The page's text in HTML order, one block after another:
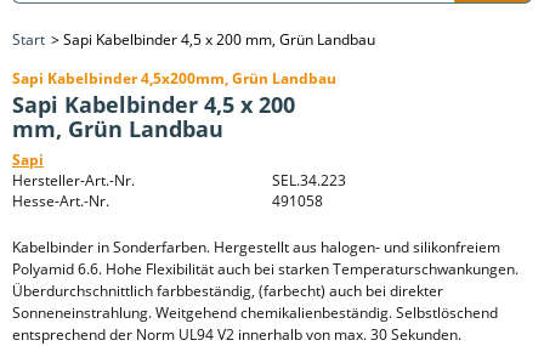
Start
Sapi Kabelbinder 4,5 x 200 mm, Grün Landbau
Sapi Kabelbinder 4,5x200mm, Grün Landbau
Sapi Kabelbinder 4,5 x 200
mm, Grün Landbau
Sapi
Hersteller-Art.-Nr.
SEL.34.223
Hesse-Art.-Nr.
491058
Kabelbinder in Sonderfarben. Hergestellt aus halogen- und silikonfreiem
Polyamid 6.6. Hohe Flexibilität auch bei starken Temperaturschwankungen.
Überdurchschnittlich farbbeständig, (farbecht) auch bei direkter
Sonneneinstrahlung. Weitgehend chemikalienbeständig. Selbstlöschend
entsprechend der Norm UL94 V2 innerhalb von max. 30 Sekunden.